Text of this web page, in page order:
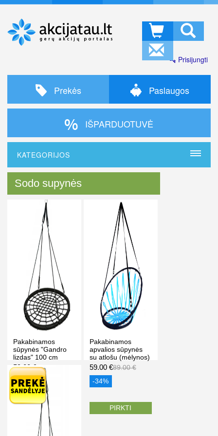
Prisijungti
Prekės Paslaugos
IŠPARDUOTUVĖ
KATEGORIJOS
Sodo supynės
Pakabinamos
sūpynės "Gandro
lizdas" 100 cm
59.00 €69.00 €
-14%
PIRKTI
Pakabinamos
apvalios sūpynės
su atlošu (mėlynos)
59.00 €89.00 €
-34%
PIRKTI